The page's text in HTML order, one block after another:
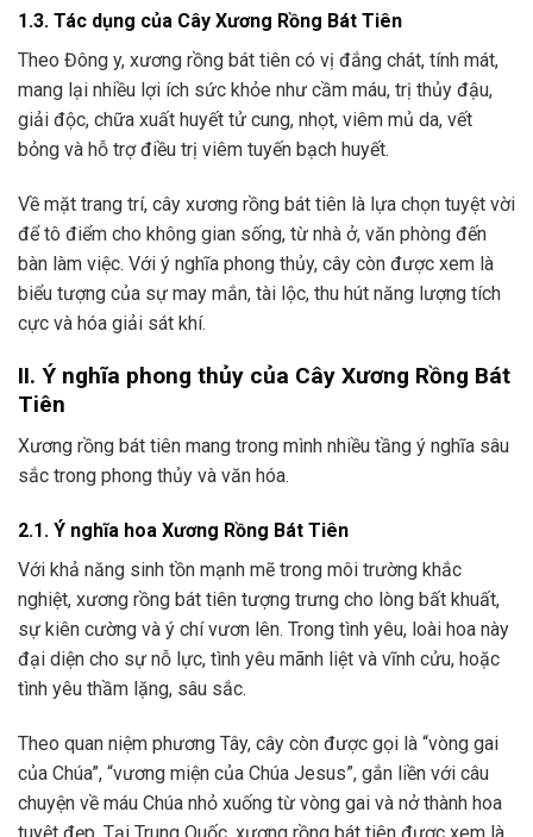
1.3. Tác dụng của Cây Xương Rồng Bát Tiên
Theo Đông y, xương rồng bát tiên có vị đắng chát, tính mát,
mang lại nhiều lợi ích sức khỏe như cầm máu, trị thủy đậu,
giải độc, chữa xuất huyết tử cung, nhọt, viêm mủ da, vết
bỏng và hỗ trợ điều trị viêm tuyến bạch huyết.
Về mặt trang trí, cây xương rồng bát tiên là lựa chọn tuyệt vời
để tô điểm cho không gian sống, từ nhà ở, văn phòng đến
bàn làm việc. Với ý nghĩa phong thủy, cây còn được xem là
biểu tượng của sự may mắn, tài lộc, thu hút năng lượng tích
cực và hóa giải sát khí.
II. Ý nghĩa phong thủy của Cây Xương Rồng Bát
Tiên
Xương rồng bát tiên mang trong mình nhiều tầng ý nghĩa sâu
sắc trong phong thủy và văn hóa.
2.1. Ý nghĩa hoa Xương Rồng Bát Tiên
Với khả năng sinh tồn mạnh mẽ trong môi trường khắc
nghiệt, xương rồng bát tiên tượng trưng cho lòng bất khuất,
sự kiên cường và ý chí vươn lên. Trong tình yêu, loài hoa này
đại diện cho sự nỗ lực, tình yêu mãnh liệt và vĩnh cửu, hoặc
tình yêu thầm lặng, sâu sắc.
Theo quan niệm phương Tây, cây còn được gọi là “vòng gai
của Chúa”, “vương miện của Chúa Jesus”, gắn liền với câu
chuyện về máu Chúa nhỏ xuống từ vòng gai và nở thành hoa
tuyệt đẹp. Tại Trung Quốc, xương rồng bát tiên được xem là